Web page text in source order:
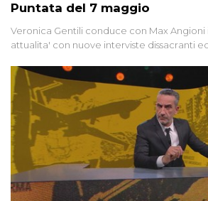
Puntata del 7 maggio
Veronica Gentili conduce con Max
attualita' con nuove interviste dissacranti